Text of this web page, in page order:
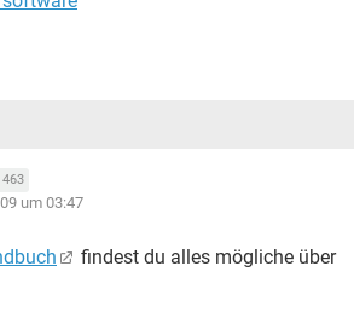
463
um 03:47
findest du alles mögliche über